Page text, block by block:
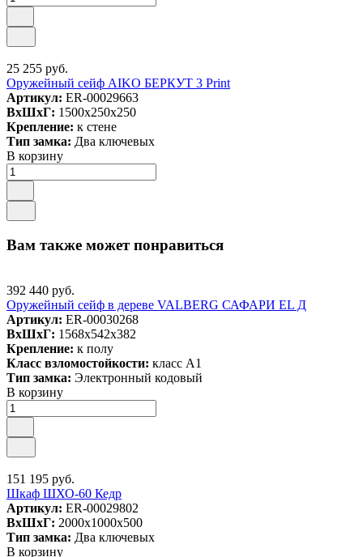
25 255 руб.
Оружейный сейф AIKO БЕРКУТ 3 Print
Артикул: ER-00029663
ВxШxГ: 1500x250x250
Крепление: к стене
Тип замка: Два ключевых
В корзину
Вам также может понравиться
392 440 руб.
Оружейный сейф в дереве VALBERG САФАРИ EL Д
Артикул: ER-00030268
ВxШxГ: 1568x542x382
Крепление: к полу
Класс взломостойкости: класс А1
Тип замка: Электронный кодовый
В корзину
151 195 руб.
Шкаф ШХО-60 Кедр
Артикул: ER-00029802
ВxШxГ: 2000x1000x500
Тип замка: Два ключевых
В корзину